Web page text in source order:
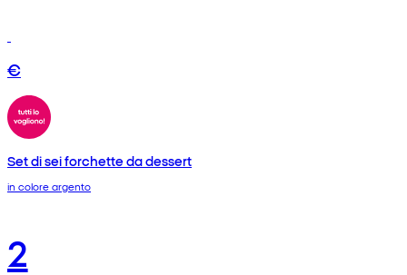
€
Set di sei forchette da dessert
in colore argento
2